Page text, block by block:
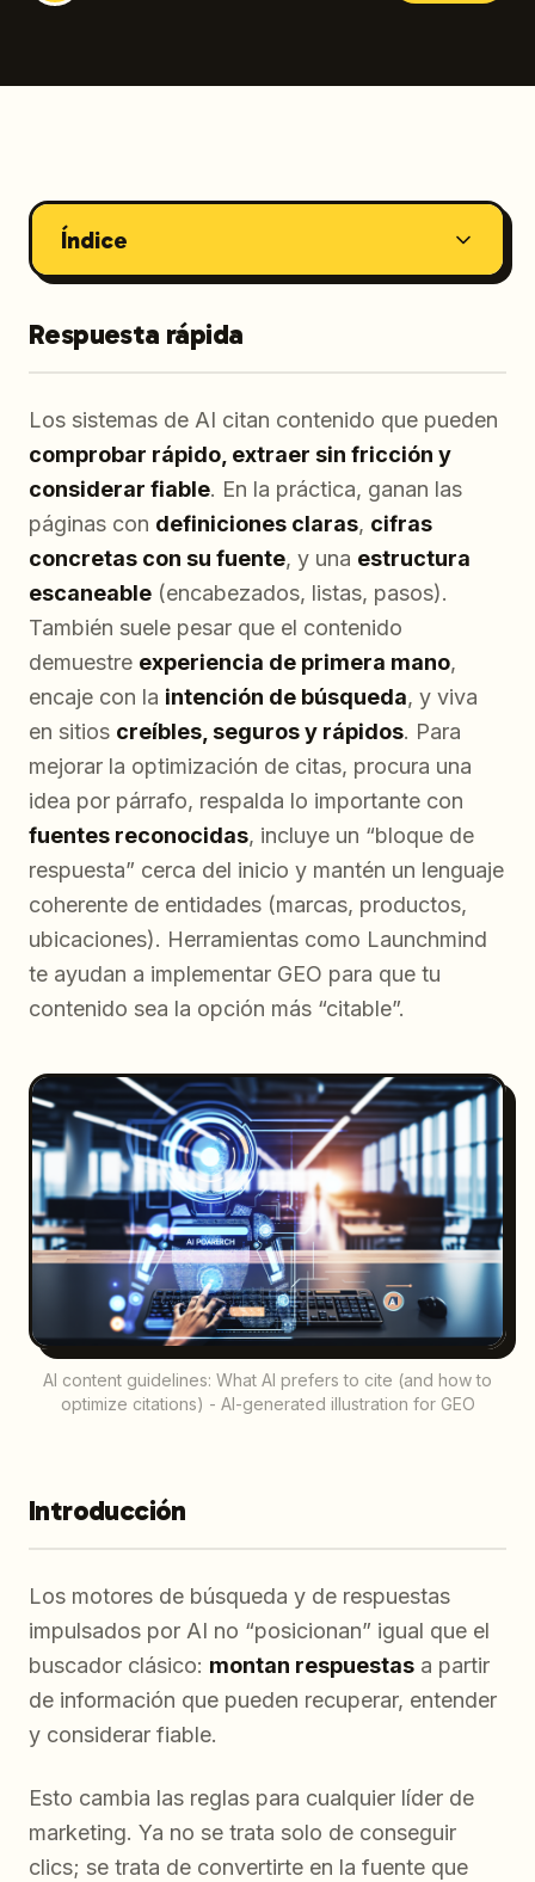
Índice
Respuesta rápida
Los sistemas de AI citan contenido que pueden
comprobar rápido, extraer sin fricción y
considerar fiable. En la práctica, ganan las
páginas con definiciones claras, cifras
concretas con su fuente, y una estructura
escaneable (encabezados, listas, pasos).
También suele pesar que el contenido
demuestre experiencia de primera mano,
encaje con la intención de búsqueda, y viva
en sitios creíbles, seguros y rápidos. Para
mejorar la optimización de citas, procura una
idea por párrafo, respalda lo importante con
fuentes reconocidas, incluye un “bloque de
respuesta” cerca del inicio y mantén un lenguaje
coherente de entidades (marcas, productos,
ubicaciones). Herramientas como Launchmind
te ayudan a implementar GEO para que tu
contenido sea la opción más “citable”.
AI content guidelines: What AI prefers to cite (and how to
optimize citations) - AI-generated illustration for GEO
Introducción
Los motores de búsqueda y de respuestas
impulsados por AI no “posicionan” igual que el
buscador clásico: montan respuestas a partir
de información que pueden recuperar, entender
y considerar fiable.
Esto cambia las reglas para cualquier líder de
marketing. Ya no se trata solo de conseguir
clics; se trata de convertirte en la fuente que